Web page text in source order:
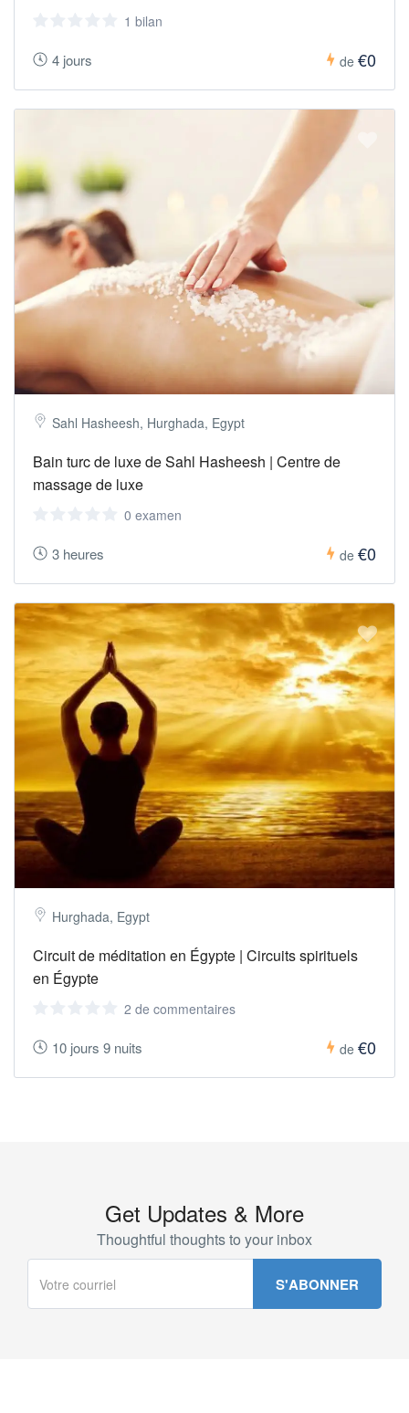
1 bilan
4 jours de €0
Sahl Hasheesh, Hurghada, Egypt
Bain turc de luxe de Sahl Hasheesh | Centre de
massage de luxe
0 examen
3 heures de €0
Hurghada, Egypt
Circuit de méditation en Égypte | Circuits spirituels
en Égypte
2 de commentaires
10 jours 9 nuits de €0
Get Updates & More
Thoughtful thoughts to your inbox